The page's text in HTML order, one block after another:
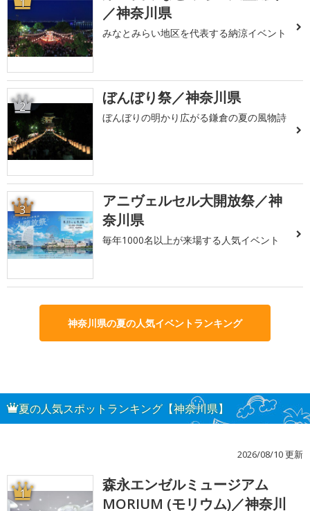
／神奈川県
みなとみらい地区を代表する納涼イベント
2 ぼんぼり祭／神奈川県
ぼんぼりの明かり広がる鎌倉の夏の風物詩
3
アニヴェルセル大開放祭／神
奈川県
毎年1000名以上が来場する人気イベント
神奈川県の夏の人気イベントランキング
夏の人気スポットランキング【神奈川県】
2026/08/10 更新
1
森永エンゼルミュージアム
MORIUM (モリウム)／神奈川